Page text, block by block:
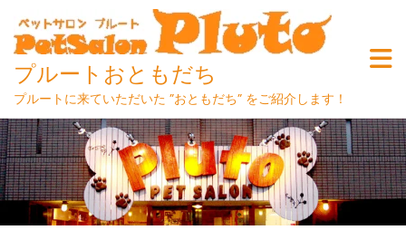
Skip
to
content
プルートおともだち
プルートに来ていただいた ”おともだち” をご紹介します！